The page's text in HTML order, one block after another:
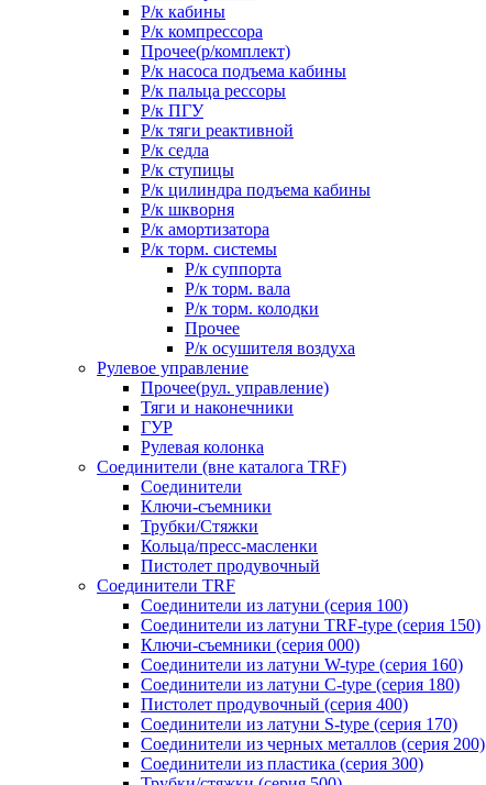
Р/к кабины
Р/к компрессора
Прочее(р/комплект)
Р/к насоса подъема кабины
Р/к пальца рессоры
Р/к ПГУ
Р/к тяги реактивной
Р/к седла
Р/к ступицы
Р/к цилиндра подъема кабины
Р/к шкворня
Р/к амортизатора
Р/к торм. системы
Р/к суппорта
Р/к торм. вала
Р/к торм. колодки
Прочее
Р/к осушителя воздуха
Рулевое управление
Прочее(рул. управление)
Тяги и наконечники
ГУР
Рулевая колонка
Соединители (вне каталога TRF)
Соединители
Ключи-cъемники
Трубки/Стяжки
Кольца/пресс-масленки
Пистолет продувочный
Соединители TRF
Соединители из латуни (серия 100)
Соединители из латуни TRF-type (серия 150)
Ключи-съемники (серия 000)
Соединители из латуни W-type (серия 160)
Соединители из латуни С-type (серия 180)
Пистолет продувочный (серия 400)
Соединители из латуни S-type (серия 170)
Соединители из черных металлов (серия 200)
Соединители из пластика (серия 300)